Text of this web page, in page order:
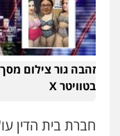
בטוויטר X
חברת בית הדין